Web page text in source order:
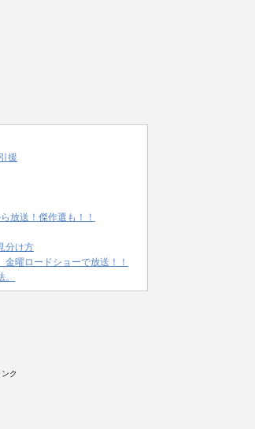
援
送！傑作選も！！
分け方
曜ロードショーで放送！！
ク